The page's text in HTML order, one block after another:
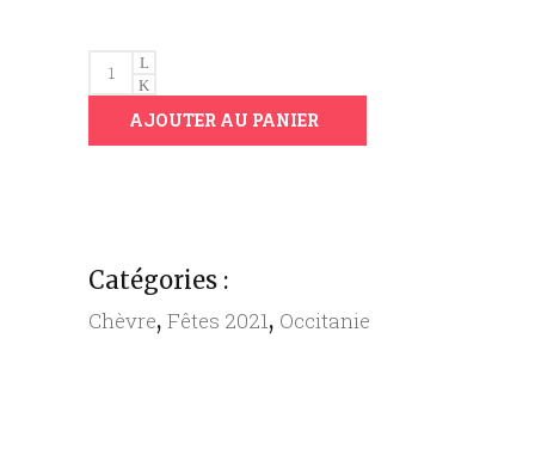
FÊTES
2021
VIGNOL
AJOUTER AU PANIER
Catégories :
Chèvre, Fêtes 2021, Occitanie